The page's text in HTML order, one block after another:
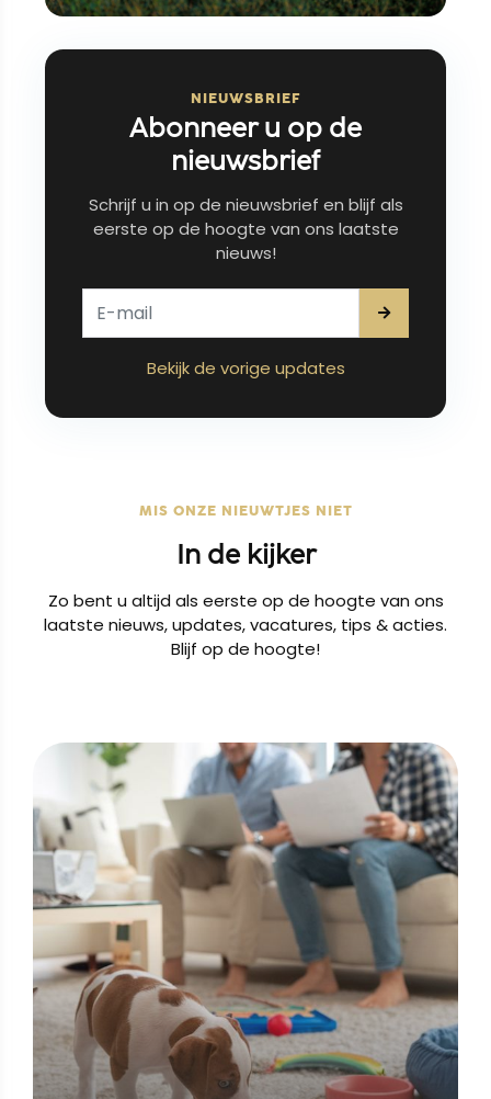
NIEUWSBRIEF
Abonneer u op de
nieuwsbrief
Schrijf u in op de nieuwsbrief en blijf als
eerste op de hoogte van ons laatste
nieuws!
Bekijk de vorige updates
MIS ONZE NIEUWTJES NIET
In de kijker
Zo bent u altijd als eerste op de hoogte van ons
laatste nieuws, updates, vacatures, tips & acties.
Blijf op de hoogte!